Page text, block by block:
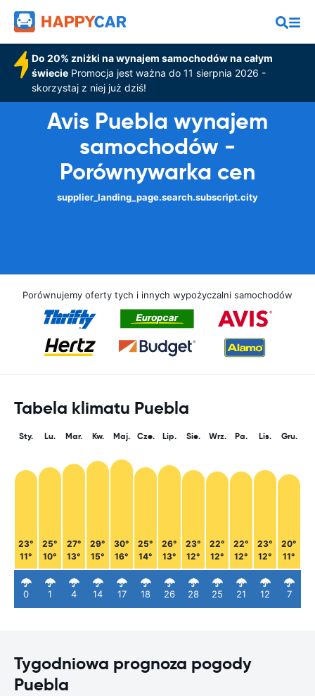
Do 20% zniżki na wynajem samochodów na całym
świeciePromocja jest ważna do 11 sierpnia 2026 -
skorzystaj z niej już dziś!
Avis Puebla wynajem
samochodów -
Porównywarka cen
supplier_landing_page.search.subscript.city
Porównujemy oferty tych i innych wypożyczalni samochodów
Tabela klimatu Puebla
Sty.
23°
11°
0
Lu.
25°
10°
1
Mar.
27°
13°
4
Kw.
29°
15°
14
Maj.
30°
16°
17
Cze.
25°
14°
18
Lip.
26°
13°
26
Sie.
23°
12°
28
Wrz.
22°
12°
25
Pa.
22°
12°
21
Lis.
23°
12°
12
Gru.
20°
11°
7
Tygodniowa prognoza pogody
Puebla